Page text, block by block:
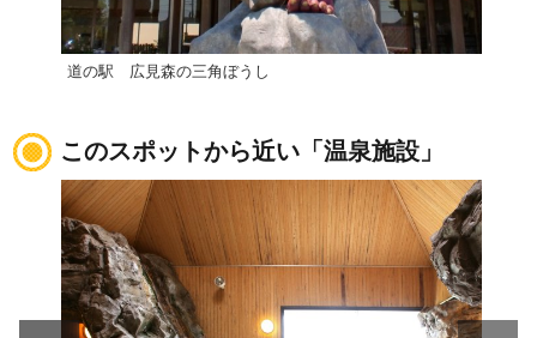
道の駅 広見森の三角ぼうし
このスポットから近い「温泉施設」